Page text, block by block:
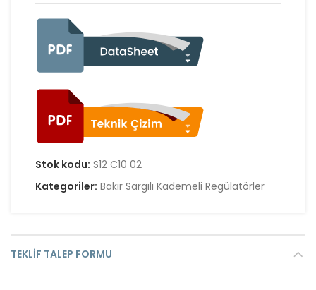
Stok kodu: S12 C10 02
Kategoriler: Bakır Sargılı Kademeli Regülatörler
TEKLIF TALEP FORMU